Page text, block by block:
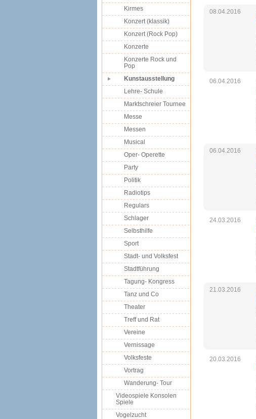
08.04.2016
06.04.2016
06.04.2016
24.03.2016
21.03.2016
20.03.2016
Kirmes
Konzert (klassik)
Konzert (Rock Pop)
Konzerte
Konzerte Rock und
Pop
Kunstausstellung
Lehre- Schule
Marktschreier Tournee
Messe
Messen
Musical
Oper- Operette
Party
Politik
Radiotips
Regulars
Schlager
Selbsthilfe
Sport
Stadt- und Volksfest
Stadtführung
Tagung- Kongress
Tanz und Co
Theater
Treff und Rat
Vereine
Vernissage
Volksfeste
Vortrag
Wanderung- Tour
Videospiele Konsolen
Spiele
Vogelzucht